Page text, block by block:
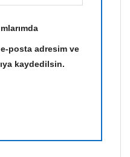
e-posta adresim ve
kaydedilsin.